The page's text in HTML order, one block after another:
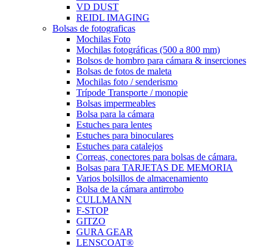
VD DUST
REIDL IMAGING
Bolsas de fotograficas
Mochilas Foto
Mochilas fotográficas (500 a 800 mm)
Bolsos de hombro para cámara & inserciones
Bolsas de fotos de maleta
Mochilas foto / senderismo
Trípode Transporte / monopie
Bolsas impermeables
Bolsa para la cámara
Estuches para lentes
Estuches para binoculares
Estuches para catalejos
Correas, conectores para bolsas de cámara.
Bolsas para TARJETAS DE MEMORIA
Varios bolsillos de almacenamiento
Bolsa de la cámara antirrobo
CULLMANN
F-STOP
GITZO
GURA GEAR
LENSCOAT®